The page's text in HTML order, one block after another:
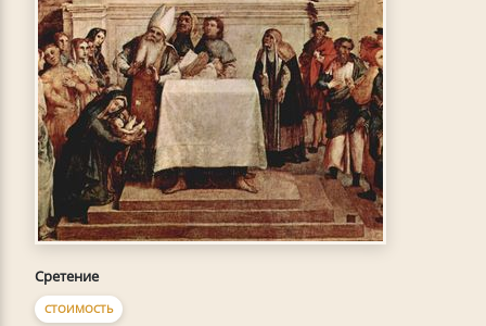
Сретение
СТОИМОСТЬ